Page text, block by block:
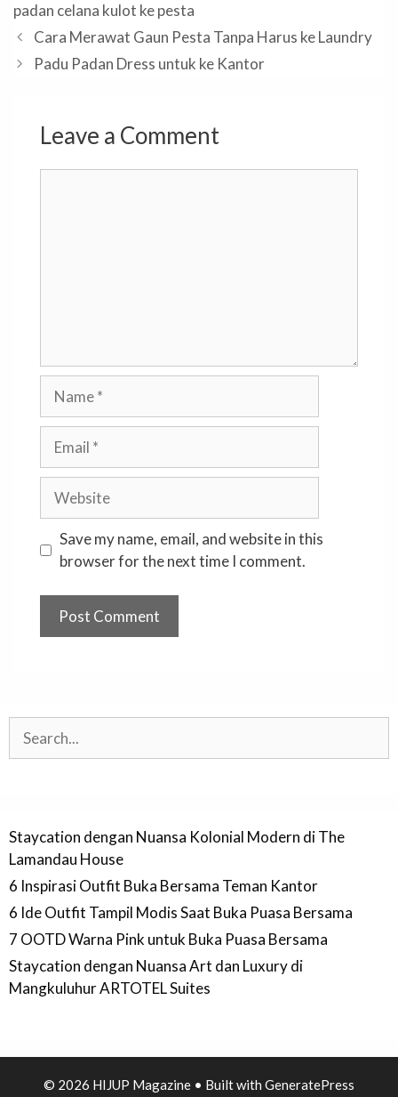
padan celana kulot ke pesta
Cara Merawat Gaun Pesta Tanpa Harus ke Laundry
Padu Padan Dress untuk ke Kantor
Leave a Comment
Save my name, email, and website in this
browser for the next time I comment.
Staycation dengan Nuansa Kolonial Modern di The
Lamandau House
6 Inspirasi Outfit Buka Bersama Teman Kantor
6 Ide Outfit Tampil Modis Saat Buka Puasa Bersama
7 OOTD Warna Pink untuk Buka Puasa Bersama
Staycation dengan Nuansa Art dan Luxury di
Mangkuluhur ARTOTEL Suites
© 2026 HIJUP Magazine • Built with GeneratePress